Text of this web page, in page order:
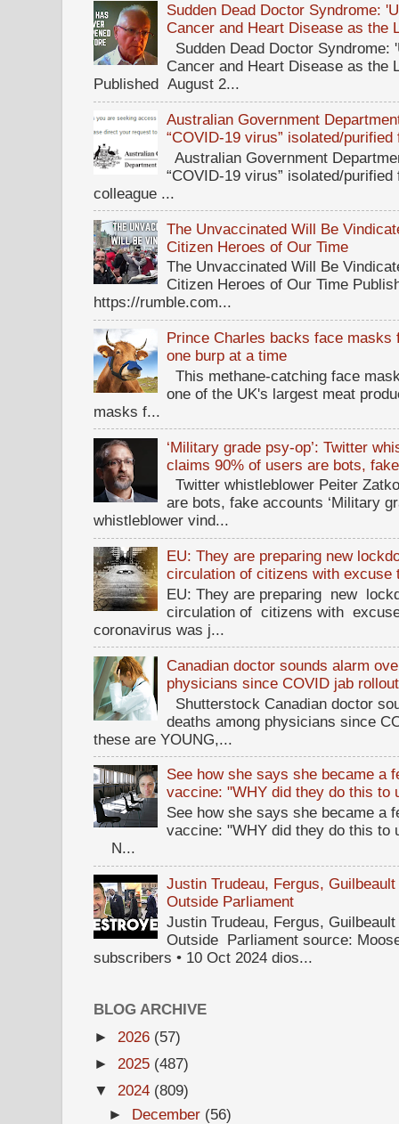
Sudden Dead Doctor Syndrome:
Cancer and Heart Disease as the
Sudden Dead Doctor
Cancer and Heart Disease as the
Published August 2...
Australian Government
“COVID-19 virus” isolated/
Australian Government
“COVID-19 virus” isolated/
colleague ...
The Unvaccinated Will Be
Citizen Heroes of Our Time
The Unvaccinated Will Be
Citizen Heroes of Our Time
https://rumble.com...
Prince Charles backs face
one burp at a time
This methane-catching face
one of the UK's largest meat
masks f...
‘Military grade psy-op’: Twitter
claims 90% of users are bots,
Twitter whistleblower Peiter
are bots, fake accounts ‘Military
whistleblower vind...
EU: They are preparing new
circulation of citizens with excuse
EU: They are preparing new
circulation of citizens with
coronavirus was j...
Canadian doctor sounds alarm
physicians since COVID jab rollout
Shutterstock Canadian doctor
deaths among physicians since
these are YOUNG,...
See how she says she became a
vaccine: "WHY did they do this to
See how she says she became a
vaccine: "WHY did they do this
N...
Justin Trudeau, Fergus,
Outside Parliament
Justin Trudeau, Fergus,
Outside Parliament source:
subscribers • 10 Oct 2024 dios...
BLOG ARCHIVE
► 2026 (57)
► 2025 (487)
▼ 2024 (809)
► December (56)